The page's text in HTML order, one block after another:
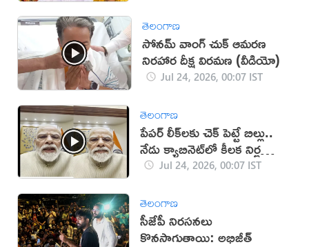
తెలంగాణ
సోనమ్ వాంగ్ చుక్ ఆమరణ
నిరహార దీక్ష విరమణ (వీడియో)
Jul 24, 2026, 00:07 IST
తెలంగాణ
పేపర్‌ లీక్‌లకు చెక్‌ పెట్టే బిల్లు..
నేడు క్యాబినెట్‌లో కీలక నిర్ణయం:
మోదీ (VIDEO)
Jul 24, 2026, 00:07 IST
తెలంగాణ
సీజేపీ నిరసనలు
కొనసాగుతాయి: అభిజీత్